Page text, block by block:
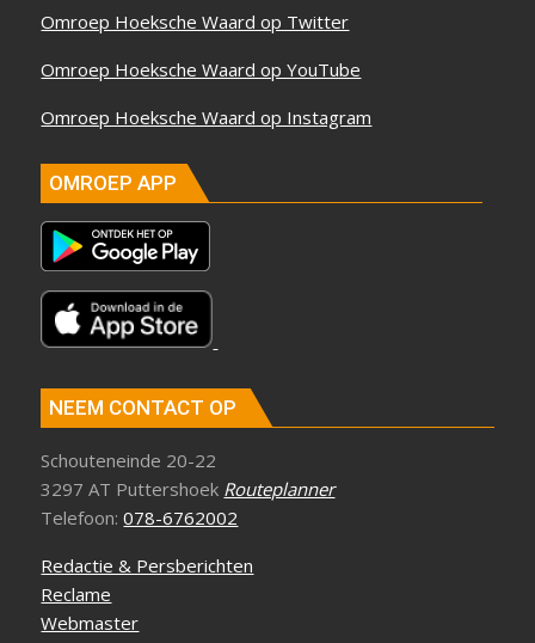
Omroep Hoeksche Waard op Twitter
Omroep Hoeksche Waard op YouTube
Omroep Hoeksche Waard op Instagram
OMROEP APP
NEEM CONTACT OP
Schouteneinde 20-22
3297 AT Puttershoek Routeplanner
Telefoon:078-6762002
Redactie & Persberichten
Reclame
Webmaster